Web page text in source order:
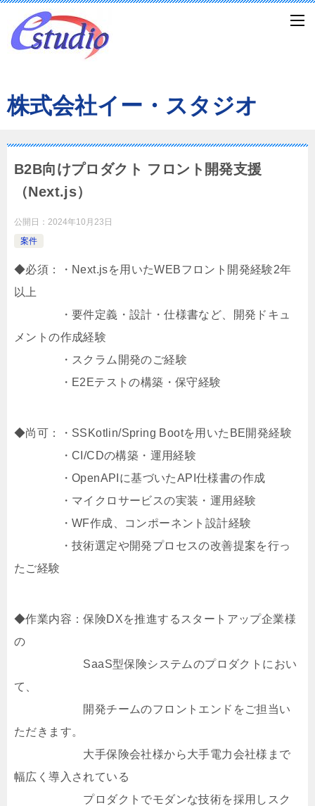
株式会社イー・スタジオ
B2B向けプロダクト フロント開発支援
（Next.js）
公開日： 2024年10月23日
案件
◆必須：・Next.jsを用いたWEBフロント開発経験2年
以上
・要件定義・設計・仕様書など、開発ドキュ
メントの作成経験
・スクラム開発のご経験
・E2Eテストの構築・保守経験
◆尚可：・SSKotlin/Spring Bootを用いたBE開発経験
・CI/CDの構築・運用経験
・OpenAPIに基づいたAPI仕様書の作成
・マイクロサービスの実装・運用経験
・WF作成、コンポーネント設計経験
・技術選定や開発プロセスの改善提案を行っ
たご経験
◆作業内容：保険DXを推進するスタートアップ企業様
の
SaaS型保険システムのプロダクトにおい
て、
開発チームのフロントエンドをご担当い
ただきます。
大手保険会社様から大手電力会社様まで
幅広く導入されている
プロダクトでモダンな技術を採用しスク